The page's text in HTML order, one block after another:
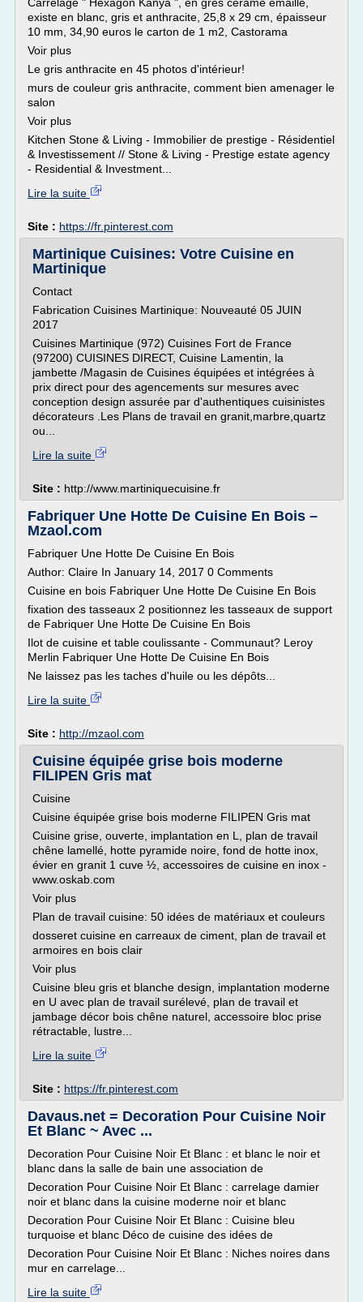
existe en blanc, gris et anthracite, 25,8 x 29 cm, épaisseur
10 mm, 34,90 euros le carton de 1 m2, Castorama
Voir plus
Le gris anthracite en 45 photos d'intérieur!
murs de couleur gris anthracite, comment bien amenager le
salon
Voir plus
Kitchen Stone & Living - Immobilier de prestige - Résidentiel
& Investissement // Stone & Living - Prestige estate agency
- Residential & Investment...
Lire la suite
Site : https://fr.pinterest.com
Martinique Cuisines: Votre Cuisine en
Martinique
Contact
Fabrication Cuisines Martinique: Nouveauté 05 JUIN
2017
Cuisines Martinique (972) Cuisines Fort de France
(97200) CUISINES DIRECT, Cuisine Lamentin, la
jambette /Magasin de Cuisines équipées et intégrées à
prix direct pour des agencements sur mesures avec
conception design assurée par d'authentiques cuisinistes
décorateurs .Les Plans de travail en granit,marbre,quartz
ou...
Lire la suite
Site : http://www.martiniquecuisine.fr
Fabriquer Une Hotte De Cuisine En Bois –
Mzaol.com
Fabriquer Une Hotte De Cuisine En Bois
Author: Claire In January 14, 2017 0 Comments
Cuisine en bois Fabriquer Une Hotte De Cuisine En Bois
fixation des tasseaux 2 positionnez les tasseaux de support
de Fabriquer Une Hotte De Cuisine En Bois
Ilot de cuisine et table coulissante - Communaut? Leroy
Merlin Fabriquer Une Hotte De Cuisine En Bois
Ne laissez pas les taches d'huile ou les dépôts...
Lire la suite
Site : http://mzaol.com
Cuisine équipée grise bois moderne
FILIPEN Gris mat
Cuisine
Cuisine équipée grise bois moderne FILIPEN Gris mat
Cuisine grise, ouverte, implantation en L, plan de travail
chêne lamellé, hotte pyramide noire, fond de hotte inox,
évier en granit 1 cuve ½, accessoires de cuisine en inox -
www.oskab.com
Voir plus
Plan de travail cuisine: 50 idées de matériaux et couleurs
dosseret cuisine en carreaux de ciment, plan de travail et
armoires en bois clair
Voir plus
Cuisine bleu gris et blanche design, implantation moderne
en U avec plan de travail surélevé, plan de travail et
jambage décor bois chêne naturel, accessoire bloc prise
rétractable, lustre...
Lire la suite
Site : https://fr.pinterest.com
Davaus.net = Decoration Pour Cuisine Noir
Et Blanc ~ Avec ...
Decoration Pour Cuisine Noir Et Blanc : et blanc le noir et
blanc dans la salle de bain une association de
Decoration Pour Cuisine Noir Et Blanc : carrelage damier
noir et blanc dans la cuisine moderne noir et blanc
Decoration Pour Cuisine Noir Et Blanc : Cuisine bleu
turquoise et blanc Déco de cuisine des idées de
Decoration Pour Cuisine Noir Et Blanc : Niches noires dans
mur en carrelage...
Lire la suite